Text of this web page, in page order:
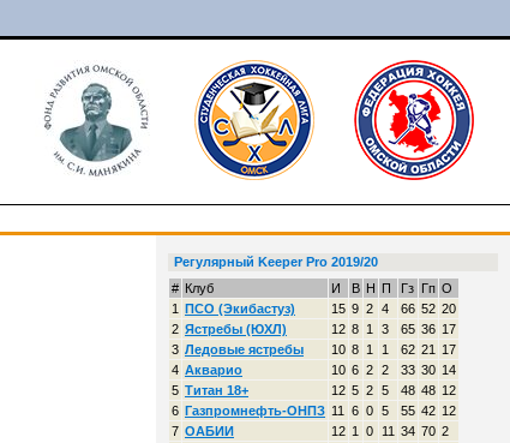
Регулярный Keeper Pro 2019/20
# Клуб И В Н П Гз Гп О
1 ПСО (Экибастуз) 15 9 2 4 66 52 20
2 Ястребы (ЮХЛ) 12 8 1 3 65 36 17
3 Ледовые ястребы 10 8 1 1 62 21
17
4 Акварио 10 6 2 2 33 30 14
5 Титан 18+ 12 5 2 5 48 48 12
6 Газпромнефть-ОНПЗ 11 6 0 5 55 42 12
7 ОАБИИ 12 1 0 11 34 70 2